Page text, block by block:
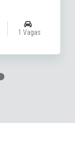
1 Vagas